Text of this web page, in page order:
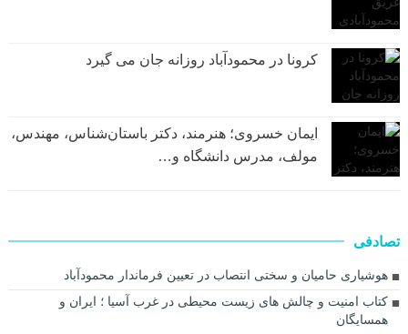
کرونا در محمودآباد روزانه جان می گیرد
ایمان خسروی؛ هنرمند، دکتر باستان‌شناس، مهندس،
مولف، مدرس دانشگاه و…
تصادفی
هوشیاری حامیان و سختی انتصاب در تعیین فرماندار محمودآباد
کتاب امنیت و چالش های زیست محیطی در غرب آسیا ؛ ایران و
همسایگان